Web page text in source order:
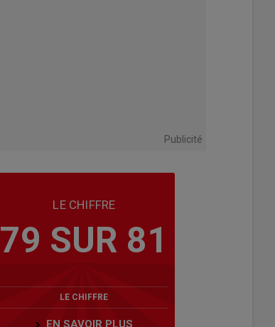
Publicité
LE CHIFFRE
79 SUR 81
LE CHIFFRE
EN SAVOIR PLUS